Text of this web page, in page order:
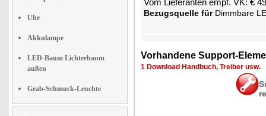
Uhr
Akkulampe
LED-Baum Lichterbaum
außen
Grab-Schmuck-Leuchte
Vom Lie­fe­ran­ten empf. VK: €
Be­zugs­quel­le fürDimm­ba­re LED-Qual­len-
Vor­han­de­ne Sup­port-
1 Down­load Hand­buch, Trei­ber usw.